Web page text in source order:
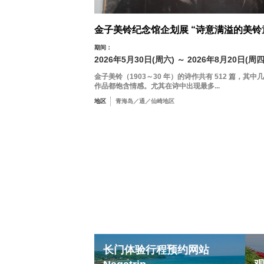
金子美铃纪念馆企划展 “诗意满溢的美铃
期间：
2026年5月30日(周六) ～ 2026年8月20日(周
金子美铃（1903～30 年）的诗作共有 512 篇，其中
作品都饱含情感。尤其在诗中出现最多...
地区 青海岛／通／仙崎地区
长门体验行程预约网站